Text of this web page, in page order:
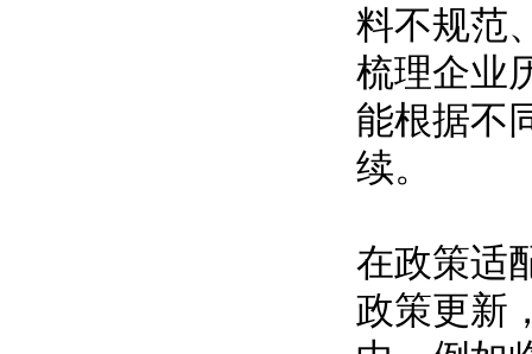
料不规范
梳理企业
能根据不
续。
在政策适
政策更新